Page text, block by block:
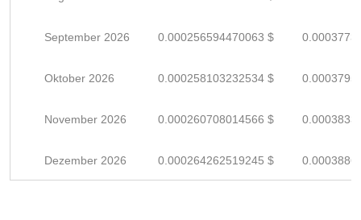
September 2026 0.000256594470063 $
Oktober 2026 0.000258103232534 $
November 2026 0.000260708014566 $
Dezember 2026 0.000264262519245 $